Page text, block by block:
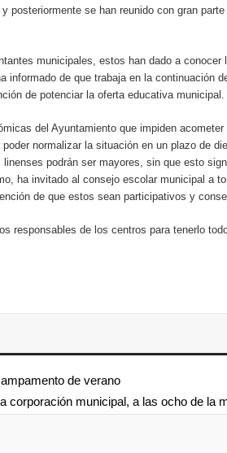
se han reunido con gran parte
municipales, estos han dado a conocer
informado de que trabaja en la continuación
de potenciar la oferta educativa municipal.
del Ayuntamiento que impiden acometer
normalizar la situación en un plazo de
podrán ser mayores, sin que esto
ha invitado al consejo escolar municipal a
de que estos sean participativos y
responsables de los centros para tenerlo
de verano
corporación municipal, a las ocho de la